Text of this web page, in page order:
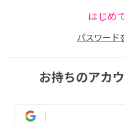
はじめ
パスワード
お持ちのアカ